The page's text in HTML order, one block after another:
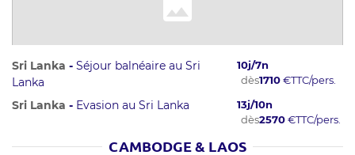
Sri Lanka - Séjour balnéaire au Sri
Lanka
10j/7n
dès1710€TTC/pers.
Sri Lanka - Evasion au Sri Lanka 13j/10n
dès2570€TTC/pers.
CAMBODGE & LAOS